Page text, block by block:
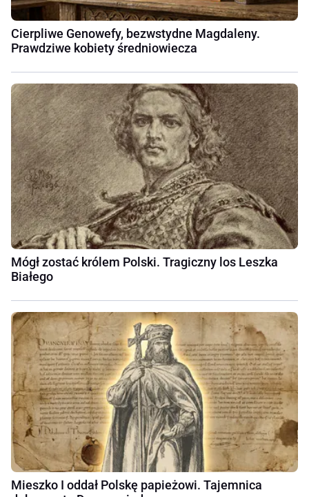
Cierpliwe Genowefy, bezwstydne Magdaleny.
Prawdziwe kobiety średniowiecza
Mógł zostać królem Polski. Tragiczny los Leszka
Białego
Mieszko I oddał Polskę papieżowi. Tajemnica